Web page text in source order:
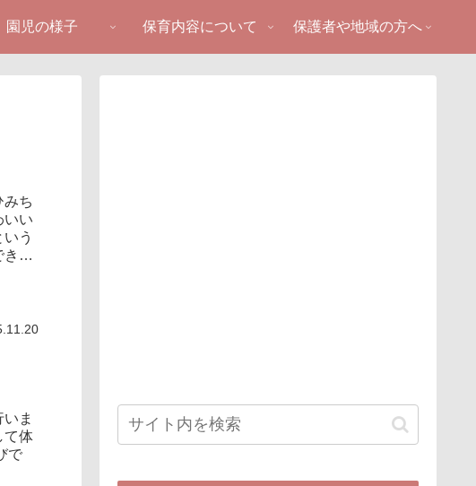
園児の様子 保育内容について 保護者や地域の方へ
みち
いい
う
きま
ま
て体